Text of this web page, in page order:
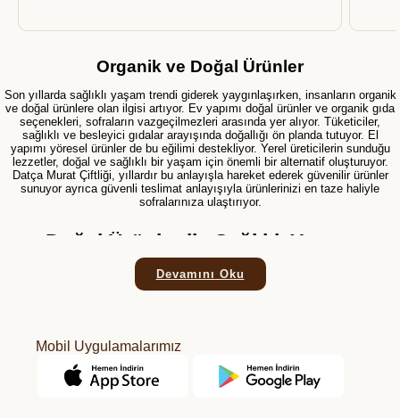
Organik ve Doğal Ürünler
Son yıllarda sağlıklı yaşam trendi giderek yaygınlaşırken, insanların organik
ve doğal ürünlere olan ilgisi artıyor. Ev yapımı doğal ürünler ve organik gıda
seçenekleri, sofraların vazgeçilmezleri arasında yer alıyor. Tüketiciler,
sağlıklı ve besleyici gıdalar arayışında doğallığı ön planda tutuyor. El
yapımı yöresel ürünler de bu eğilimi destekliyor. Yerel üreticilerin sunduğu
lezzetler, doğal ve sağlıklı bir yaşam için önemli bir alternatif oluşturuyor.
Datça Murat Çiftliği, yıllardır bu anlayışla hareket ederek güvenilir ürünler
sunuyor ayrıca güvenli teslimat anlayışıyla ürünlerinizi en taze haliyle
sofralarınıza ulaştırıyor.
Doğal Ürünler ile Sağlıklı Yaşam
Doğal ürünler, kimyasal katkı maddelerinden uzak bir beslenme alışkanlığı
sağlayarak insan sağlığına olumlu etkiler sunar. Vücudun ihtiyaç duyduğu
Datça Murat Çiftliği, bu konuda geniş bir ürün yelpazesi sunarken tüm
ürünlerinde kalite ve güvenceyi ön planda tutuyor. Tazelik ve doğallık, bu
ürünlerin en belirgin özellikleridir. Özellikle ev yapımı reçeller
doğal zeytinyağları ve pek çok yöresel ürün, doğallığıyla öne çıkar. Bu
Devamını Oku
Mobil Uygulamalarımız